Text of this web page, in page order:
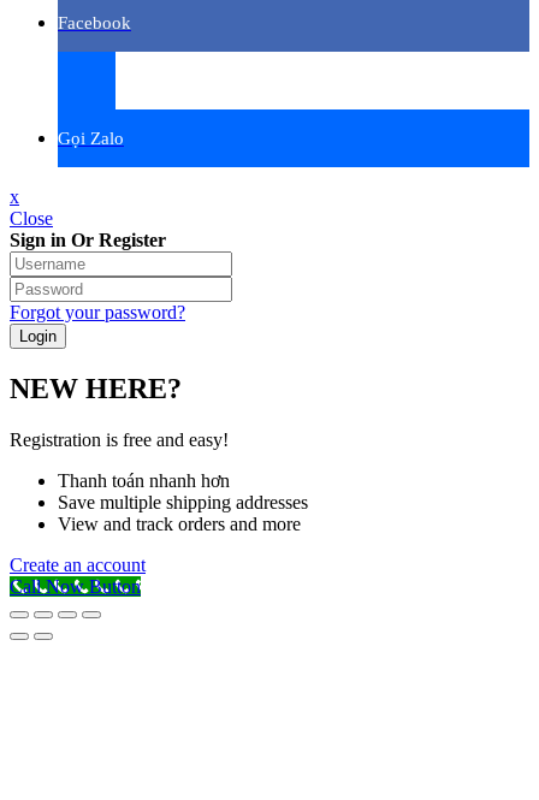
Facebook
Gọi Zalo
x
Close
Sign in Or Register
Forgot your password?
NEW HERE?
Registration is free and easy!
Thanh toán nhanh hơn
Save multiple shipping addresses
View and track orders and more
Create an account
Call Now Button